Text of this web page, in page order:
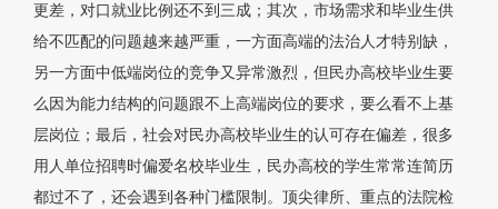
更差，对口就业比例还不到三成；其次，市场需求和毕业生供
给不匹配的问题越来越严重，一方面高端的法治人才特别缺，
另一方面中低端岗位的竞争又异常激烈，但民办高校毕业生要
么因为能力结构的问题跟不上高端岗位的要求，要么看不上基
层岗位；最后，社会对民办高校毕业生的认可存在偏差，很多
用人单位招聘时偏爱名校毕业生，民办高校的学生常常连简历
都过不了，还会遇到各种门槛限制。顶尖律所、重点的法院检